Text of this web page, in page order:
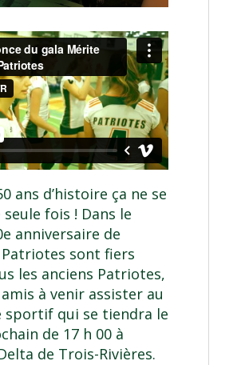
ans d’histoire ça ne se
seule fois ! Dans le
anniversaire de
Patriotes sont fiers
les anciens Patriotes,
à venir assister au
sportif qui se tiendra le
de 17 h 00 à
de Trois-Rivières.